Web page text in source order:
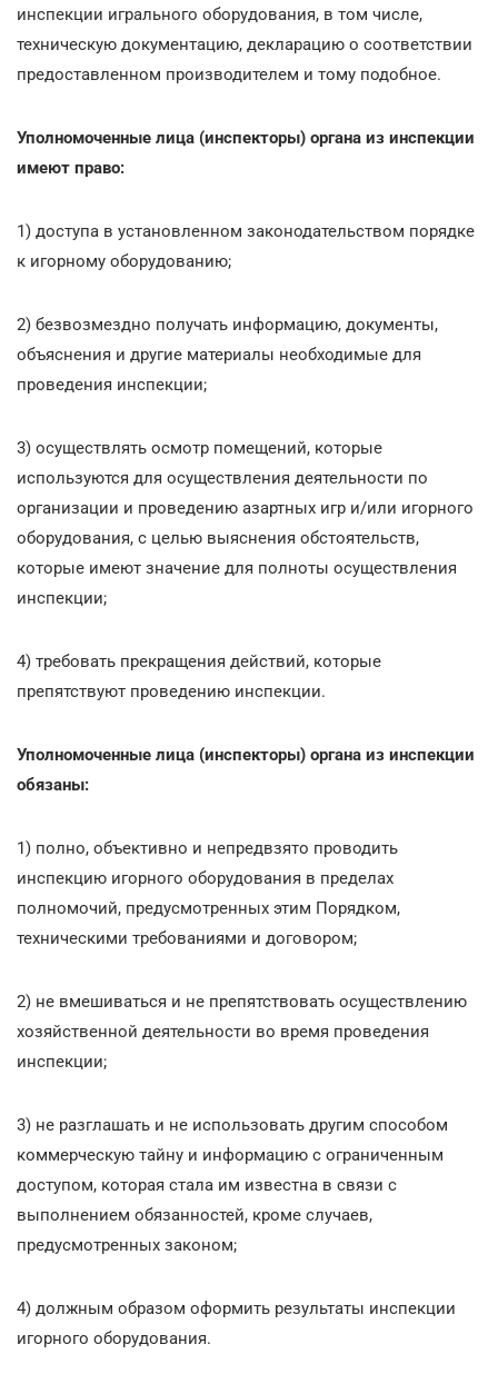
инспекции игрального оборудования, в том числе,
техническую документацию, декларацию о соответствии
предоставленном производителем и тому подобное.
Уполномоченные лица (инспекторы) органа из инспекции
имеют право:
1) доступа в установленном законодательством порядке
к игорному оборудованию;
2) безвозмездно получать информацию, документы,
объяснения и другие материалы необходимые для
проведения инспекции;
3) осуществлять осмотр помещений, которые
используются для осуществления деятельности по
организации и проведению азартных игр и/или игорного
оборудования, с целью выяснения обстоятельств,
которые имеют значение для полноты осуществления
инспекции;
4) требовать прекращения действий, которые
препятствуют проведению инспекции.
Уполномоченные лица (инспекторы) органа из инспекции
обязаны:
1) полно, объективно и непредвзято проводить
инспекцию игорного оборудования в пределах
полномочий, предусмотренных этим Порядком,
техническими требованиями и договором;
2) не вмешиваться и не препятствовать осуществлению
хозяйственной деятельности во время проведения
инспекции;
3) не разглашать и не использовать другим способом
коммерческую тайну и информацию с ограниченным
доступом, которая стала им известна в связи с
выполнением обязанностей, кроме случаев,
предусмотренных законом;
4) должным образом оформить результаты инспекции
игорного оборудования.